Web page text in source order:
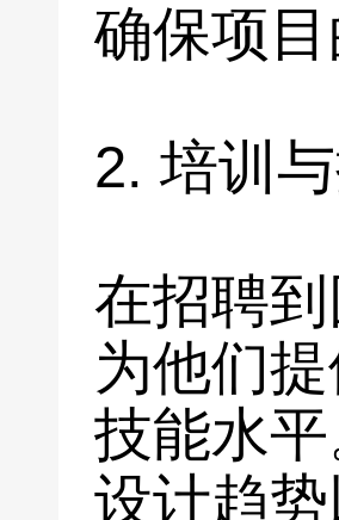
确保项
2. 培训
在招聘
为他们
技能水
设计趋